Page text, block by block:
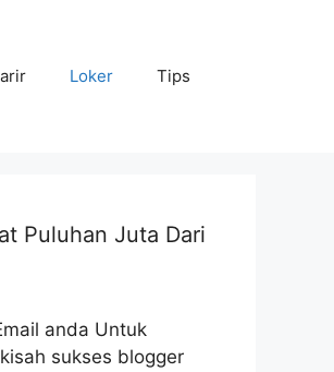
Loker Tips
Puluhan Juta Dari
anda Untuk
sukses blogger